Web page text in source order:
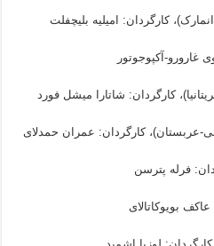
کارگردان: امیلیه بلیچفلت
غارورو-آکپوجوتور
کارگردان: شاتارا میشل فورد
عربستان)، کارگردان: عمران حمدلای
فرله پترسن
بویوکاتالای